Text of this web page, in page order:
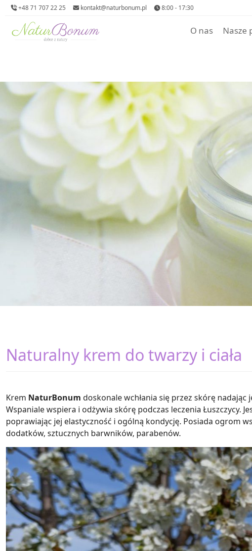
+48 71 707 22 25 kontakt@naturbonum.pl 8:00 - 17:30
O nas Nasze
Naturalny krem do twarzy i ciała
Krem NaturBonum doskonale wchłania się przez skórę
Wspaniale wspiera i odżywia skórę podczas leczenia Łuszczycy.
poprawiając jej elastyczność i ogólną kondycję. Posiada ogrom
dodatków, sztucznych barwników, parabenów.